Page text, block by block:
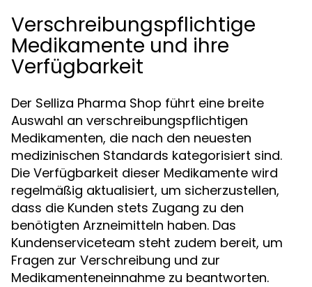
Verschreibungspflichtige
Medikamente und ihre
Verfügbarkeit
Der Selliza Pharma Shop führt eine breite
Auswahl an verschreibungspflichtigen
Medikamenten, die nach den neuesten
medizinischen Standards kategorisiert sind.
Die Verfügbarkeit dieser Medikamente wird
regelmäßig aktualisiert, um sicherzustellen,
dass die Kunden stets Zugang zu den
benötigten Arzneimitteln haben. Das
Kundenserviceteam steht zudem bereit, um
Fragen zur Verschreibung und zur
Medikamenteneinnahme zu beantworten.